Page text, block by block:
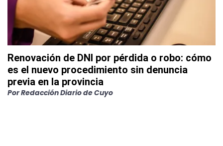
Renovación de DNI por pérdida o robo: cómo
es el nuevo procedimiento sin denuncia
previa en la provincia
PorRedacción Diario de Cuyo